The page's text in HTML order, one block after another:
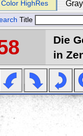
HighRes
Title
Die
in